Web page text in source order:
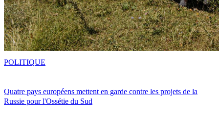
Quatre pays européens mettent en garde contre les projets de la
Russie pour l'Ossétie du Sud
POLITIQUE